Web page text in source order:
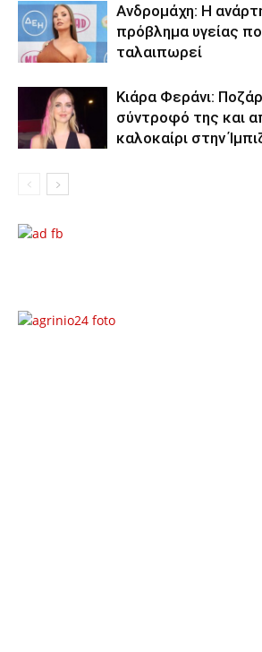
Ανδρομάχη: Η
πρόβλημα υγείας
ταλαιπωρεί
Κιάρα Φεράνι:
σύντροφό της και
καλοκαίρι στην